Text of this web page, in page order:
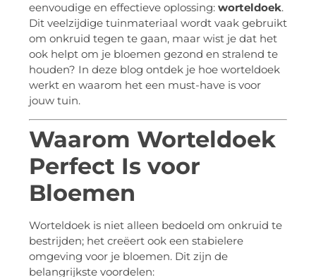
eenvoudige en effectieve oplossing: worteldoek.
Dit veelzijdige tuinmateriaal wordt vaak gebruikt
om onkruid tegen te gaan, maar wist je dat het
ook helpt om je bloemen gezond en stralend te
houden? In deze blog ontdek je hoe worteldoek
werkt en waarom het een must-have is voor
jouw tuin.
Waarom Worteldoek
Perfect Is voor
Bloemen
Worteldoek is niet alleen bedoeld om onkruid te
bestrijden; het creëert ook een stabielere
omgeving voor je bloemen. Dit zijn de
belangrijkste voordelen: